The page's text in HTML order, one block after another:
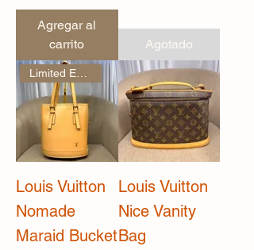
Agregar al
carrito
Agotado
Louis Vuitton
Nomade
Maraid Bucket
Louis Vuitton
Nice Vanity
Bag